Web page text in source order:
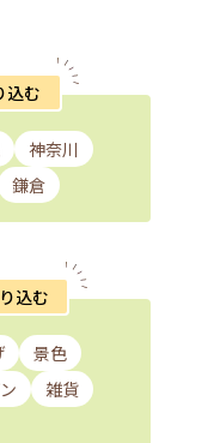
込む
神奈川
鎌倉
込む
景色
雑貨